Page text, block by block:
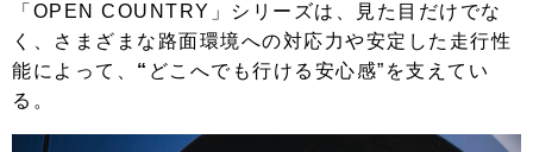
「OPEN COUNTRY」シリーズは、見た目だけでな
く、さまざまな路面環境への対応力や安定した走行性
能によって、 “ どこへでも行ける安心感”を支えてい
る。